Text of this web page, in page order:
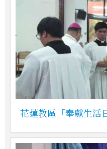
花蓮教區「奉獻生活